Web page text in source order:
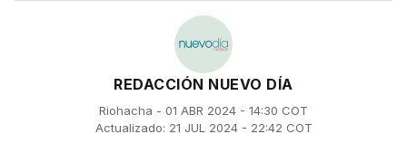
REDACCIÓN NUEVO DÍA
Riohacha - 01 ABR 2024 - 14:30 COT
Actualizado: 21 JUL 2024 - 22:42 COT